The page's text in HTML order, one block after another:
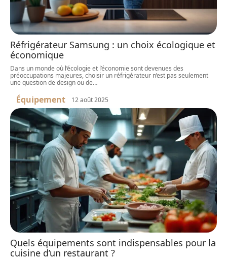
Réfrigérateur Samsung : un choix écologique et
économique
Dans un monde où l’écologie et l’économie sont devenues des
préoccupations majeures, choisir un réfrigérateur n’est pas seulement
une question de design ou de…
Équipement 12 août 2025
Quels équipements sont indispensables pour la
cuisine d’un restaurant ?